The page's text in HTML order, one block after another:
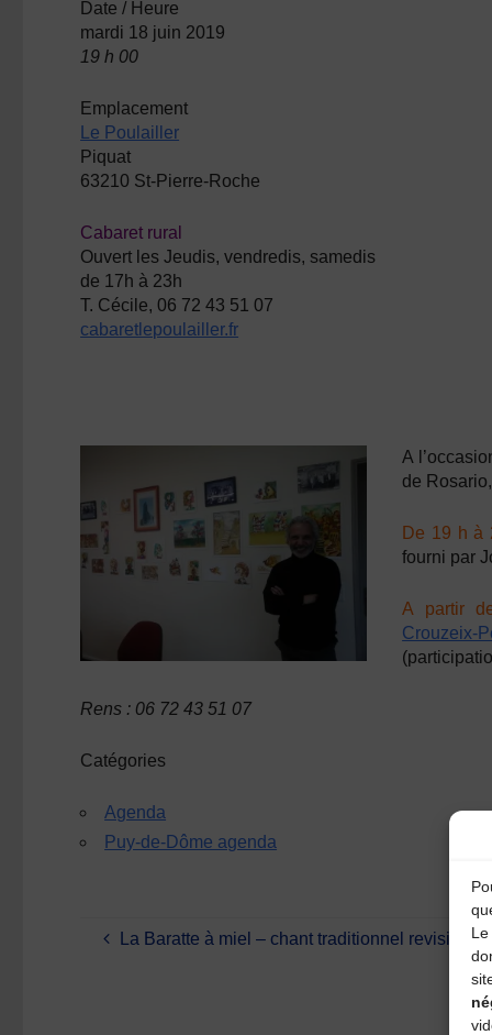
Date / Heure
mardi 18 juin 2019
19 h 00
Emplacement
Le Poulailler
Piquat
63210 St-Pierre-Roche
Cabaret rural
Ouvert les Jeudis, vendredis, samedis
de 17h à 23h
T. Cécile, 06 72 43 51 07
cabaretlepoulailler.fr
A
de
De 19 h à
fourni par
A partir
Crouzeix-
Rens : 06 72 43 51 07
Catégories
Agenda
Puy-de-Dôme agenda
La Baratte à miel – chant traditionnel revisité